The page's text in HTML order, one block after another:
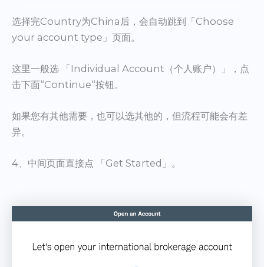
选择完Country为China后，会自动跳到「Choose
your account type」页面。
这里一般选 「Individual Account（个人账户）」，点
击下面“Continue“按钮。
如果您有其他需要，也可以选其他的，但流程可能会有差
异。
4、中间页面直接点 「Get Started」。